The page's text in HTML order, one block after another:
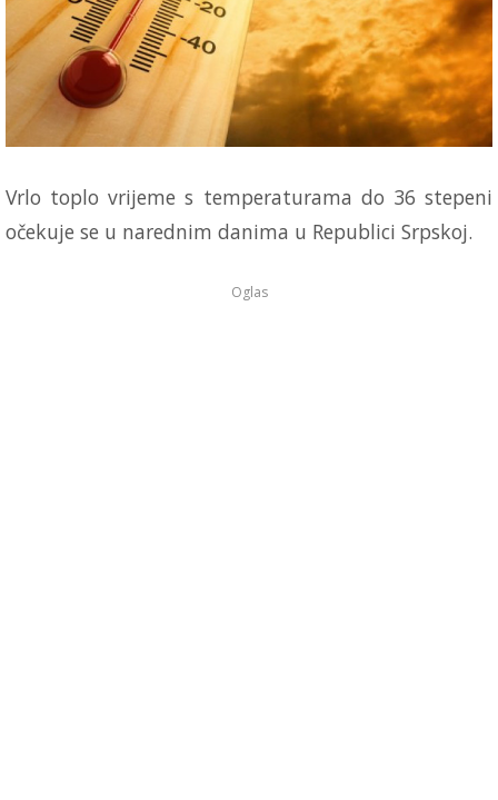
Vrlo toplo vrijeme s temperaturama do 36 stepeni
očekuje se u narednim danima u Republici Srpskoj.
Oglas